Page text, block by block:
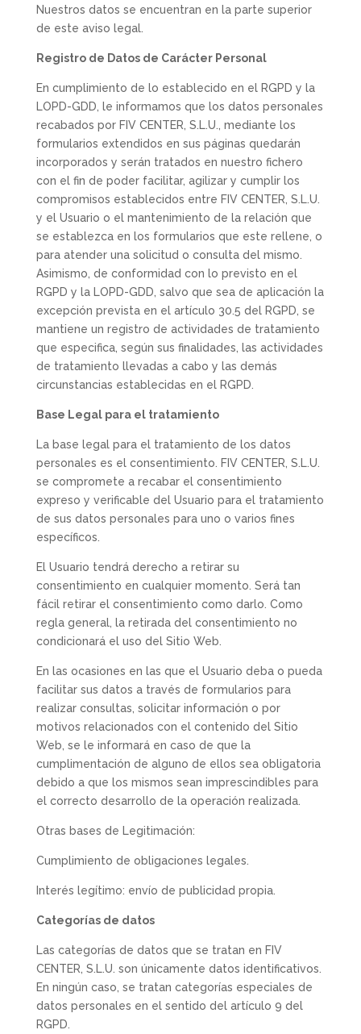
Nuestros datos se encuentran en la parte superior
de este aviso legal.
Registro de Datos de Carácter Personal
En cumplimiento de lo establecido en el RGPD y la
LOPD-GDD, le informamos que los datos personales
recabados por FIV CENTER, S.L.U., mediante los
formularios extendidos en sus páginas quedarán
incorporados y serán tratados en nuestro fichero
con el fin de poder facilitar, agilizar y cumplir los
compromisos establecidos entre FIV CENTER, S.L.U.
y el Usuario o el mantenimiento de la relación que
se establezca en los formularios que este rellene, o
para atender una solicitud o consulta del mismo.
Asimismo, de conformidad con lo previsto en el
RGPD y la LOPD-GDD, salvo que sea de aplicación la
excepción prevista en el artículo 30.5 del RGPD, se
mantiene un registro de actividades de tratamiento
que especifica, según sus finalidades, las actividades
de tratamiento llevadas a cabo y las demás
circunstancias establecidas en el RGPD.
Base Legal para el tratamiento
La base legal para el tratamiento de los datos
personales es el consentimiento. FIV CENTER, S.L.U.
se compromete a recabar el consentimiento
expreso y verificable del Usuario para el tratamiento
de sus datos personales para uno o varios fines
específicos.
El Usuario tendrá derecho a retirar su
consentimiento en cualquier momento. Será tan
fácil retirar el consentimiento como darlo. Como
regla general, la retirada del consentimiento no
condicionará el uso del Sitio Web.
En las ocasiones en las que el Usuario deba o pueda
facilitar sus datos a través de formularios para
realizar consultas, solicitar información o por
motivos relacionados con el contenido del Sitio
Web, se le informará en caso de que la
cumplimentación de alguno de ellos sea obligatoria
debido a que los mismos sean imprescindibles para
el correcto desarrollo de la operación realizada.
Otras bases de Legitimación:
Cumplimiento de obligaciones legales.
Interés legítimo: envío de publicidad propia.
Categorías de datos
Las categorías de datos que se tratan en FIV
CENTER, S.L.U. son únicamente datos identificativos.
En ningún caso, se tratan categorías especiales de
datos personales en el sentido del artículo 9 del
RGPD.